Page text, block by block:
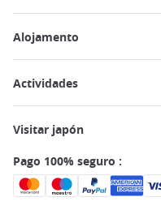
Alojamento
Actividades
Visitar japón
Pago 100% seguro :